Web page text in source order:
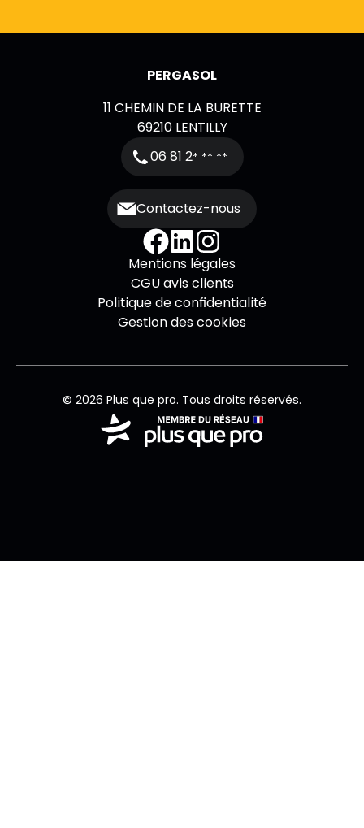
PERGASOL
11 CHEMIN DE LA BURETTE
69210 LENTILLY
06 81 2* ** **
Contactez-nous
Mentions légales
CGU avis clients
Politique de confidentialité
Gestion des cookies
© 2026 Plus que pro. Tous droits réservés.